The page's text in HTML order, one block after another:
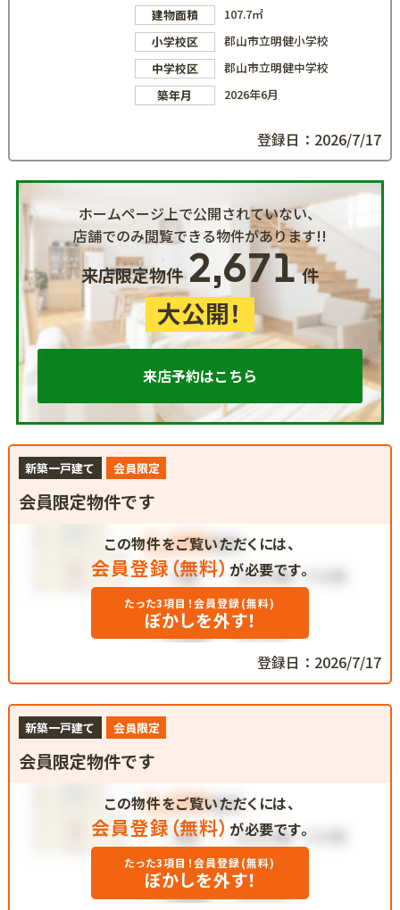
建物面積
107.7㎡
小学校区
郡山市立明健小学校
中学校区
郡山市立明健中学校
築年月
2026年6月
登録日：2026/7/17
ホームページ上で公開されていない、
店舗でのみ閲覧できる物件があります!!
来店限定物件2,671件
大公開！
来店予約はこちら
新築一戸建て 会員限定
会員限定物件です
この物件をご覧いただくには、
会員登録（無料） が必要です。
たった3項目！会員登録(無料)
ぼかしを外す！
登録日：2026/7/17
新築一戸建て 会員限定
会員限定物件です
この物件をご覧いただくには、
会員登録（無料） が必要です。
たった3項目！会員登録(無料)
ぼかしを外す！